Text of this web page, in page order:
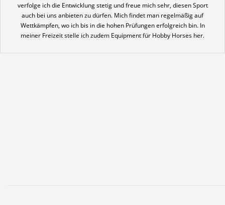
verfolge ich die Entwicklung stetig und freue mich sehr, diesen Sport
auch bei uns anbieten zu dürfen. Mich findet man regelmäßig auf
Wettkämpfen, wo ich bis in die hohen Prüfungen erfolgreich bin. In
meiner Freizeit stelle ich zudem Equipment für Hobby Horses her.